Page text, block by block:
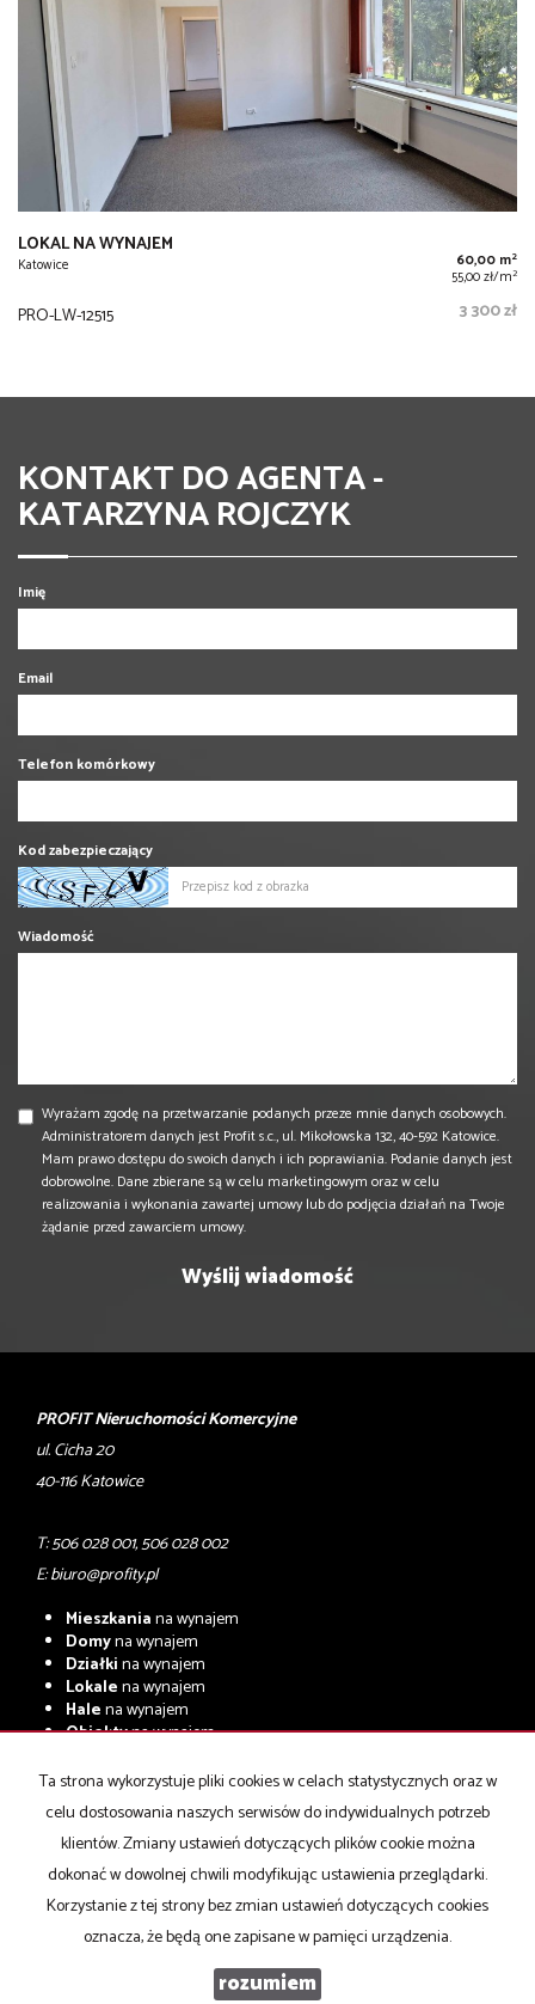
LOKAL NA WYNAJEM
Katowice 60,00 m2
55,00 zł/m2
PRO-LW-12515 3 300 zł
KONTAKT DO AGENTA -
KATARZYNA ROJCZYK
Imię
Email
Telefon komórkowy
Kod zabezpieczający
Wiadomość
Wyrażam zgodę na przetwarzanie podanych przeze mnie danych osobowych.
Administratorem danych jest Profit s.c., ul. Mikołowska 132, 40-592 Katowice.
Mam prawo dostępu do swoich danych i ich poprawiania. Podanie danych jest
dobrowolne. Dane zbierane są w celu marketingowym oraz w celu
realizowania i wykonania zawartej umowy lub do podjęcia działań na Twoje
żądanie przed zawarciem umowy.
PROFIT Nieruchomości Komercyjne
ul. Cicha 20
40-116 Katowice
T: 506 028 001, 506 028 002
E:biuro@profity.pl
Mieszkaniana wynajem
Domyna wynajem
Działkina wynajem
Lokalena wynajem
Halena wynajem
Obiektyna wynajem
Mieszkaniana sprzedaż
Domyna sprzedaż
Działkina sprzedaż
Lokalena sprzedaż
Hale na sprzedaż
Obiektyna sprzedaż
PROFIT NIERUCHOMOŚCI KOMERCYJNE
Program dla biur nieruchomości
Ta strona wykorzystuje pliki cookies w celach statystycznych oraz w
celu dostosowania naszych serwisów do indywidualnych potrzeb
klientów. Zmiany ustawień dotyczących plików cookie można
dokonać w dowolnej chwili modyfikując ustawienia przeglądarki.
Korzystanie z tej strony bez zmian ustawień dotyczących cookies
oznacza, że będą one zapisane w pamięci urządzenia.
rozumiem